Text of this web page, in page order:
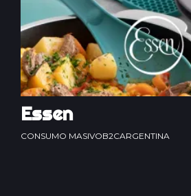
Essen
CONSUMO MASIVOB2CARGENTINA